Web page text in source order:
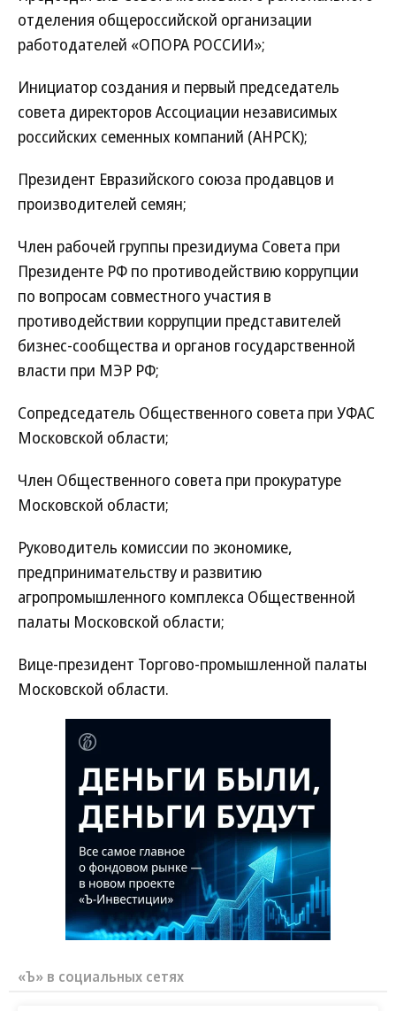
отделения общероссийской организации
работодателей «ОПОРА РОССИИ»;
Инициатор создания и первый председатель
совета директоров Ассоциации независимых
российских семенных компаний (АНРСК);
Президент Евразийского союза продавцов и
производителей семян;
Член рабочей группы президиума Совета при
Президенте РФ по противодействию коррупции
по вопросам совместного участия в
противодействии коррупции представителей
бизнес-сообщества и органов государственной
власти при МЭР РФ;
Сопредседатель Общественного совета при УФАС
Московской области;
Член Общественного совета при прокуратуре
Московской области;
Руководитель комиссии по экономике,
предпринимательству и развитию
агропромышленного комплекса Общественной
палаты Московской области;
Вице-президент Торгово-промышленной палаты
Московской области.
«Ъ» в социальных сетях